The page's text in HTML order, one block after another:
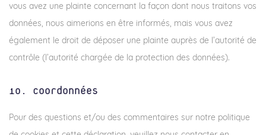
vous avez une plainte concernant la façon dont nous traitons vos
données, nous aimerions en être informés, mais vous avez
également le droit de déposer une plainte auprès de l’autorité de
contrôle (l’autorité chargée de la protection des données).
10. Coordonnées
Pour des questions et/ou des commentaires sur notre politique